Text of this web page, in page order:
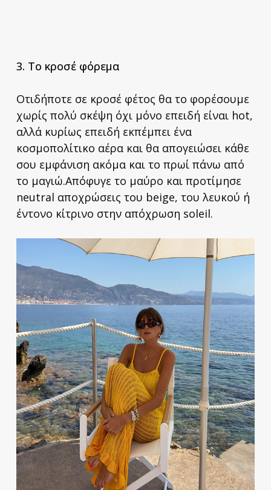
3. Το κροσέ φόρεμα
Οτιδήποτε σε κροσέ φέτος θα το φορέσουμε
χωρίς πολύ σκέψη όχι μόνο επειδή είναι hot,
αλλά κυρίως επειδή εκπέμπει ένα
κοσμοπολίτικο αέρα και θα απογειώσει κάθε
σου εμφάνιση ακόμα και το πρωί πάνω από
το μαγιώ.Απόφυγε το μαύρο και προτίμησε
neutral αποχρώσεις του beige, του λευκού ή
έντονο κίτρινο στην απόχρωση soleil.